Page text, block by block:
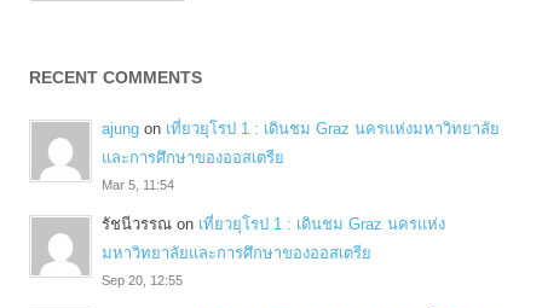
RECENT COMMENTS
ajung on เที่ยวยุโรป 1 : เดินชม Graz นครแห่งมหาวิทยาลัย
และการศึกษาของออสเตรีย
Mar 5, 11:54
รัชนีวรรณ on เที่ยวยุโรป 1 : เดินชม Graz นครแห่ง
มหาวิทยาลัยและการศึกษาของออสเตรีย
Sep 20, 12:55